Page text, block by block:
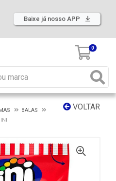
Baixe já nosso APP
0
VOLTAR
BALAS